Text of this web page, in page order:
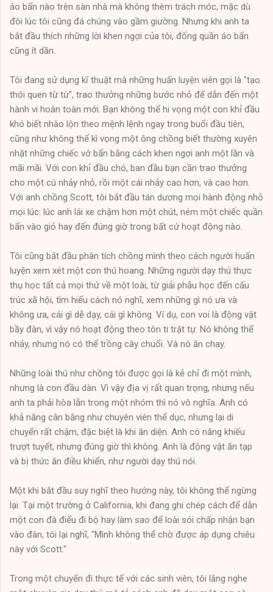
áo bẩn nào trên sàn nhà mà không thèm trách móc, mặc dù
đôi lúc tôi cũng đá chúng vào gầm giường. Nhưng khi anh ta
bắt đầu thích những lời khen ngợi của tôi, đống quần áo bẩn
cũng ít dần.
Tôi đang sử dụng kĩ thuật mà những huấn luyện viên gọi là "tạo
thói quen từ từ", trao thưởng những bước nhỏ để dẫn đến một
hành vi hoàn toàn mới. Bạn không thể hi vọng một con khỉ đầu
khó biết nhào lộn theo mệnh lệnh ngay trong buổi đầu tiên,
cũng như không thể kì vọng một ông chồng biết thường xuyên
nhặt những chiếc vớ bẩn bằng cách khen ngợi anh một lần và
mãi mãi. Với con khỉ đầu chó, ban đầu bạn cần trao thưởng
cho một cú nhảy nhỏ, rồi một cái nhảy cao hơn, và cao hơn.
Với anh chồng Scott, tôi bắt đầu tán dương mọi hành động nhỏ
mọi lúc: lúc anh lái xe chậm hơn một chút, ném một chiếc quần
bẩn vào giỏ hay đến đúng giờ trong bất cứ hoạt động nào.
Tôi cũng bắt đầu phân tích chồng mình theo cách người huấn
luyện xem xét một con thú hoang. Những người dạy thú thực
thụ học tất cả mọi thứ về một loài, từ giải phẫu học đến cấu
trúc xã hội, tìm hiểu cách nó nghĩ, xem những gì nó ưa và
không ưa, cái gì dễ dạy, cái gì không. Ví dụ, con voi là động vật
bầy đàn, vì vậy nó hoạt động theo tôn ti trật tự. Nó không thể
nhảy, nhưng nó có thể trồng cây chuối. Và nó ăn chay.
Những loài thú như chồng tôi được gọi là kẻ chỉ đi một mình,
nhưng là con đầu dàn. Vì vậy địa vị rất quan trọng, nhưng nếu
anh ta phải hòa lẫn trong một nhóm thì nó vô nghĩa. Anh có
khả năng cân bằng như chuyên viên thể dục, nhưng lại di
chuyển rất chậm, đặc biệt là khi ăn diện. Anh có năng khiếu
trượt tuyết, nhưng đúng giờ thì không. Anh là động vật ăn tạp
và bị thức ăn điều khiển, như người dạy thú nói.
Một khi bắt đầu suy nghĩ theo hướng này, tôi không thể ngừng
lại. Tại một trường ở California, khi đang ghi chép cách để dẫn
một con đà điểu đi bộ hay làm sao để loài sói chấp nhận bạn
vào đàn, tôi lại nghĩ, "Mình không thể chờ được áp dụng chiêu
này với Scott."
Trong một chuyến đi thực tế với các sinh viên, tôi lắng nghe